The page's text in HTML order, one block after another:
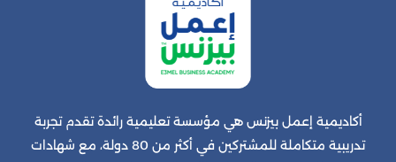
أكاديمية إعمل بيزنس هي مؤسسة تعليمية رائدة تقدم تجربة
تدريبية متكاملة للمشتركين في أكثر من 80 دولة، مع شهادات